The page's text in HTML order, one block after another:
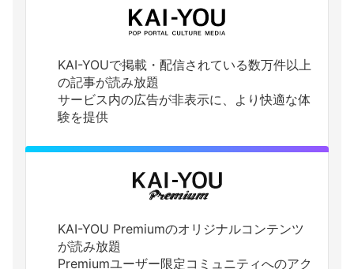
KAI-YOUで掲載・配信されている数万件以上
の記事が読み放題
サービス内の広告が非表示に、より快適な体
験を提供
KAI-YOU Premiumのオリジナルコンテンツ
が読み放題
Premiumユーザー限定コミュニティへのアク